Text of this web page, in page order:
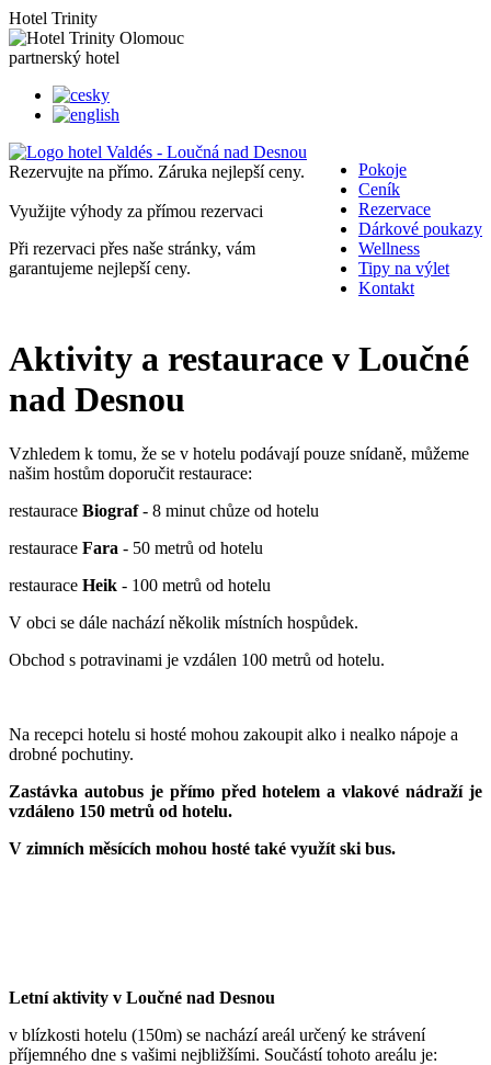
Hotel Trinity
partnerský hotel
Pokoje
Ceník
Rezervace
Dárkové poukazy
Wellness
Tipy na výlet
Kontakt
Aktivity a restaurace v Loučné
nad Desnou
Vzhledem k tomu, že se v hotelu podávají pouze snídaně, můžeme
našim hostům doporučit restaurace:
restaurace Biograf- 8 minut chůze od hotelu
restaurace Fara - 50 metrů od hotelu
restaurace Heik - 100 metrů od hotelu
V obci se dále nachází několik místních hospůdek.
Obchod s potravinami je vzdálen 100 metrů od hotelu.
Na recepci hotelu si hosté mohou zakoupit alko i nealko nápoje a
drobné pochutiny.
Zastávka autobus je přímo před hotelem a vlakové nádraží je
vzdáleno 150 metrů od hotelu.
V zimních měsících mohou hosté také využít ski bus.
Letní aktivity v Loučné nad Desnou
v blízkosti hotelu (150m) se nachází areál určený ke strávení
příjemného dne s vašimi nejbližšími. Součástí tohoto areálu je:
Rezervujte na přímo. Záruka nejlepší ceny.
Využijte výhody za přímou rezervaci
Při rezervaci přes naše stránky, vám
garantujeme nejlepší ceny.